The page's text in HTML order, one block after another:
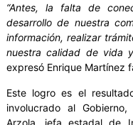
“Antes, la falta de
desarrollo de nuestra
información, realizar
nuestra calidad de vida
expresó Enrique Martínez
Este logro es el
involucrado al
Arzola, jefa estadal de